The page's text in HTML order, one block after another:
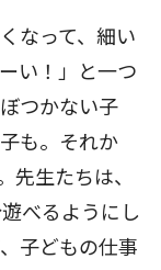
なって、細い
い！」と一つ
つかない子
も。それか
先生たちは、
べるようにし
子どもの仕事